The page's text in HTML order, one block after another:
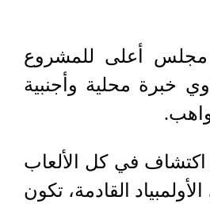
مجلس أعلى للمشروع
خبرة محلية وأجنبية
اكتشاف في كل الألعاب
القادمة، تكون